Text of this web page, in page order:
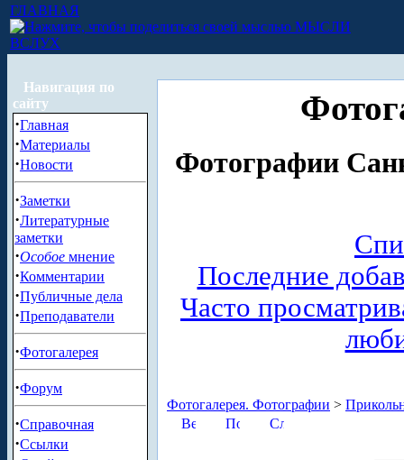
ГЛАВНАЯ
МЫСЛИ
ВСЛУХ
Навигация по
сайту
·Главная
·Материалы
·Новости
·Заметки
·Литературные
заметки
·Особое мнение
·Комментарии
·Публичные дела
·Преподаватели
·Фотогалерея
·Форум
·Справочная
·Ссылки
Фотографии
Последние
Часто
Фотогалерея. Фотографии >